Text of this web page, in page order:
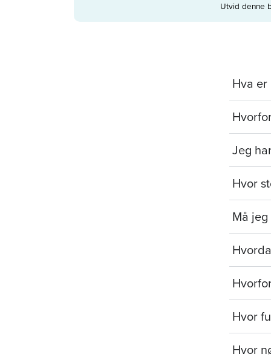
Utvid denne
Hva er
Jeg
Hvor
Må
Hvor
Hvor